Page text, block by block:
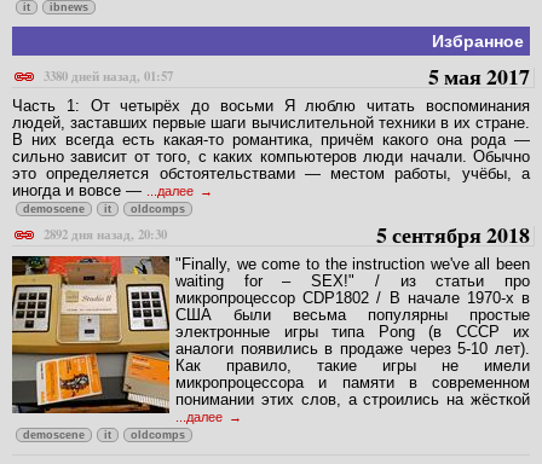
it ibnews
Избранное
3380 дней назад, 01:57
5 мая 2017
Часть 1: От четырёх до восьми Я люблю читать воспоминания
людей, заставших первые шаги вычислительной техники в их стране.
В них всегда есть какая-то романтика, причём какого она рода —
сильно зависит от того, с каких компьютеров люди начали. Обычно
это определяется обстоятельствами — местом работы, учёбы, а
иногда и вовсе —
...далее
demoscene it oldcomps
2892 дня назад, 20:30 5 сентября 2018
"Finally, we come to the instruction we've all been
waiting for – SEX!" / из статьи про
микропроцессор CDP1802 / В начале 1970-х в
США были весьма популярны простые
электронные игры типа Pong (в СССР их
аналоги появились в продаже через 5-10 лет).
Как правило, такие игры не имели
микропроцессора и памяти в современном
понимании этих слов, а строились на жёсткой
...далее
demoscene it oldcomps